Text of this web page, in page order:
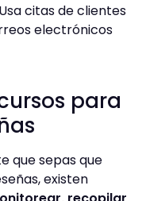
Usa citas de clientes
electrónicos
para
que sepas que
existen